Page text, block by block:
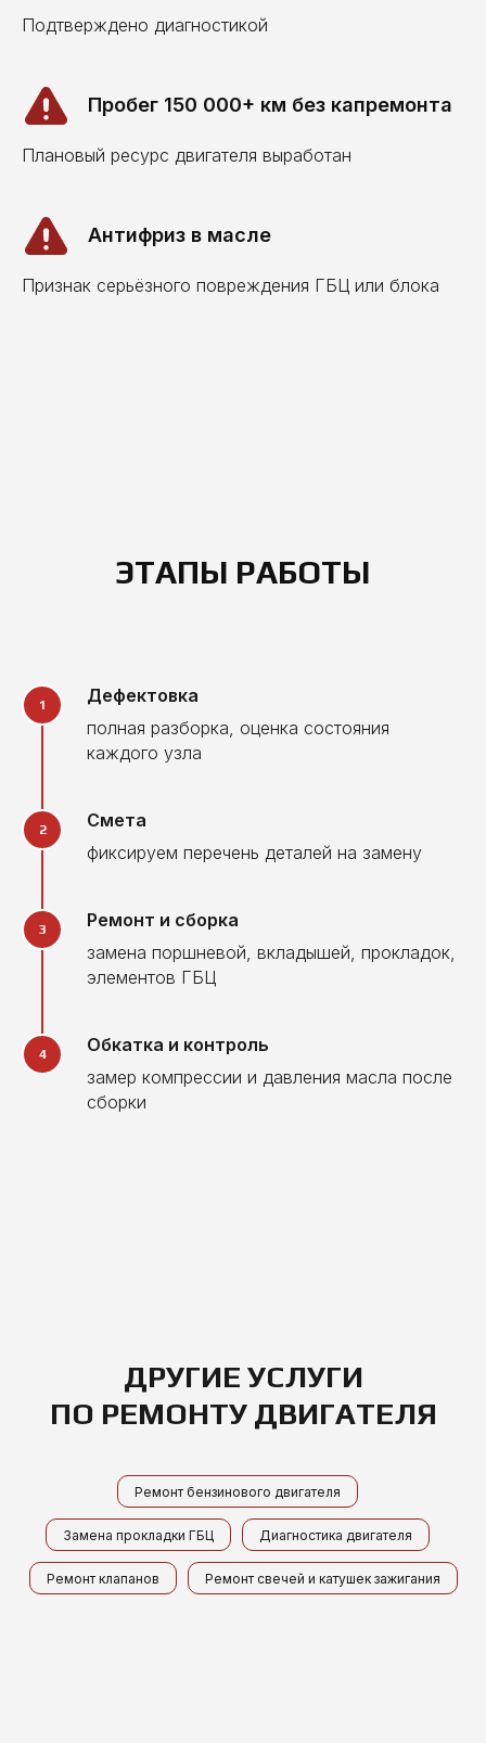
Подтверждено диагностикой
Пробег 150 000+ км без капремонта
Плановый ресурс двигателя выработан
Антифриз в масле
Признак серьёзного повреждения ГБЦ или блока
ЭТАПЫ РАБОТЫ
Дефектовка
полная разборка, оценка состояния
каждого узла
Смета
фиксируем перечень деталей на замену
Ремонт и сборка
замена поршневой, вкладышей, прокладок,
элементов ГБЦ
Обкатка и контроль
замер компрессии и давления масла после
сборки
ДРУГИЕ УСЛУГИ
ПО РЕМОНТУ ДВИГАТЕЛЯ
Ремонт бензинового двигателя
Замена прокладки ГБЦ Диагностика двигателя
Ремонт клапанов Ремонт свечей и катушек зажигания